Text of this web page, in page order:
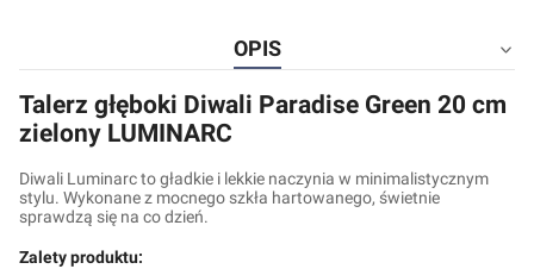
OPIS
Talerz głęboki Diwali Paradise Green 20 cm
zielony LUMINARC
Diwali Luminarc to gładkie i lekkie naczynia w minimalistycznym
stylu. Wykonane z mocnego szkła hartowanego, świetnie
sprawdzą się na co dzień.
Zalety produktu: